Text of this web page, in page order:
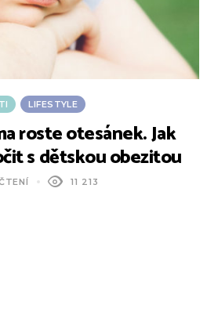
LIFESTYLE
roste otesánek. Jak
s dětskou obezitou
11 213